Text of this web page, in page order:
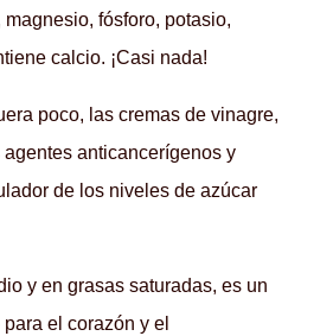
fósforo, potasio,
calcio. ¡Casi nada!
poco, las cremas de vinagre,
anticancerígenos y
de los niveles de azúcar
y en grasas saturadas, es un
el corazón y el